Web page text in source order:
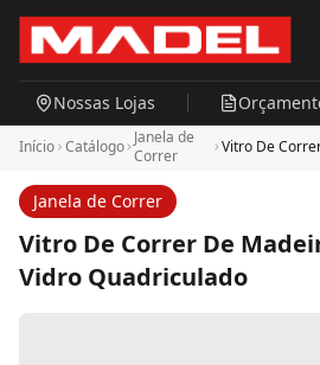
Pular para o conteúdo principal
Nossas Lojas
Início Catálogo Janela de
Correr
Vitro De
Janela de Correr
Vitro De Correr De
Vidro Quadriculado